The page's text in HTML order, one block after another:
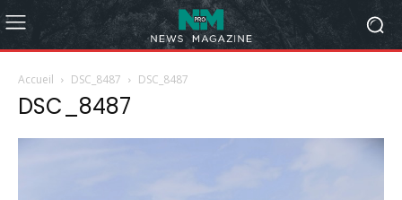
Accueil DSC_8487 DSC_8487
DSC_8487